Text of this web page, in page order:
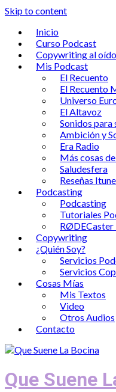
Skip to content
Inicio
Curso Podcast
Copywriting al oído
Mis Podcast
El Recuento
El Recuento
Universo
El Altavoz
Sonidos para
Ambición y
Era Radio
Más cosas
Saludesfera
Reseñas
Podcasting
Podcasting
Tutoriales
RØDECaster
Copywriting
¿Quién Soy?
Servicios
Servicios
Cosas Mías
Mis Textos
Video
Otros Audios
Contacto
Que Suene